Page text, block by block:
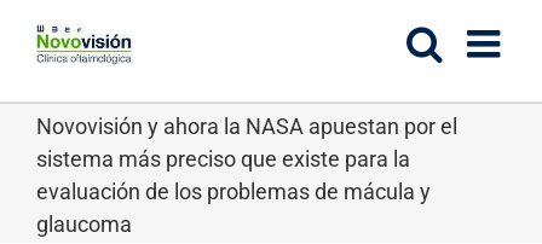
contenido
Novovisión y ahora la NASA apuestan por el
sistema más preciso que existe para la
evaluación de los problemas de mácula y
glaucoma